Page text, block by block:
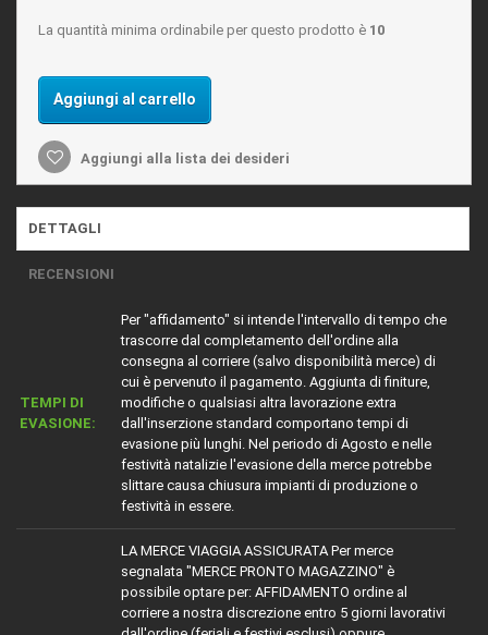
La quantità minima ordinabile per questo prodotto è 10
Aggiungi al carrello
Aggiungi alla lista dei desideri
DETTAGLI
RECENSIONI
TEMPI DI
EVASIONE:
Per "affidamento" si intende l'intervallo di tempo che
trascorre dal completamento dell'ordine alla
consegna al corriere (salvo disponibilità merce) di
cui è pervenuto il pagamento. Aggiunta di finiture,
modifiche o qualsiasi altra lavorazione extra
dall'inserzione standard comportano tempi di
evasione più lunghi. Nel periodo di Agosto e nelle
festività natalizie l'evasione della merce potrebbe
slittare causa chiusura impianti di produzione o
festività in essere.
LA MERCE VIAGGIA ASSICURATA Per merce
segnalata "MERCE PRONTO MAGAZZINO" è
possibile optare per: AFFIDAMENTO ordine al
corriere a nostra discrezione entro 5 giorni lavorativi